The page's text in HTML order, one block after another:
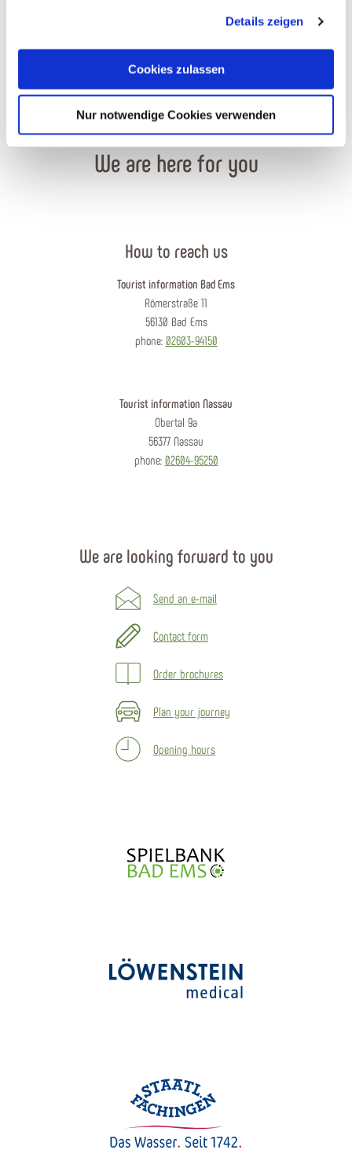
Cookies, wenn Sie unsere Webseite weiterhin nutzen.
Details zeigen
Cookies zulassen
Nur notwendige Cookies verwenden
We are here for you
How to reach us
Tourist information Bad Ems
Römerstraße 11
56130 Bad Ems
phone: 02603-94150
Tourist information Nassau
Obertal 9a
56377 Nassau
phone: 02604-95250
We are looking forward to you
Send an e-mail
Contact form
Order brochures
Plan your journey
Opening hours